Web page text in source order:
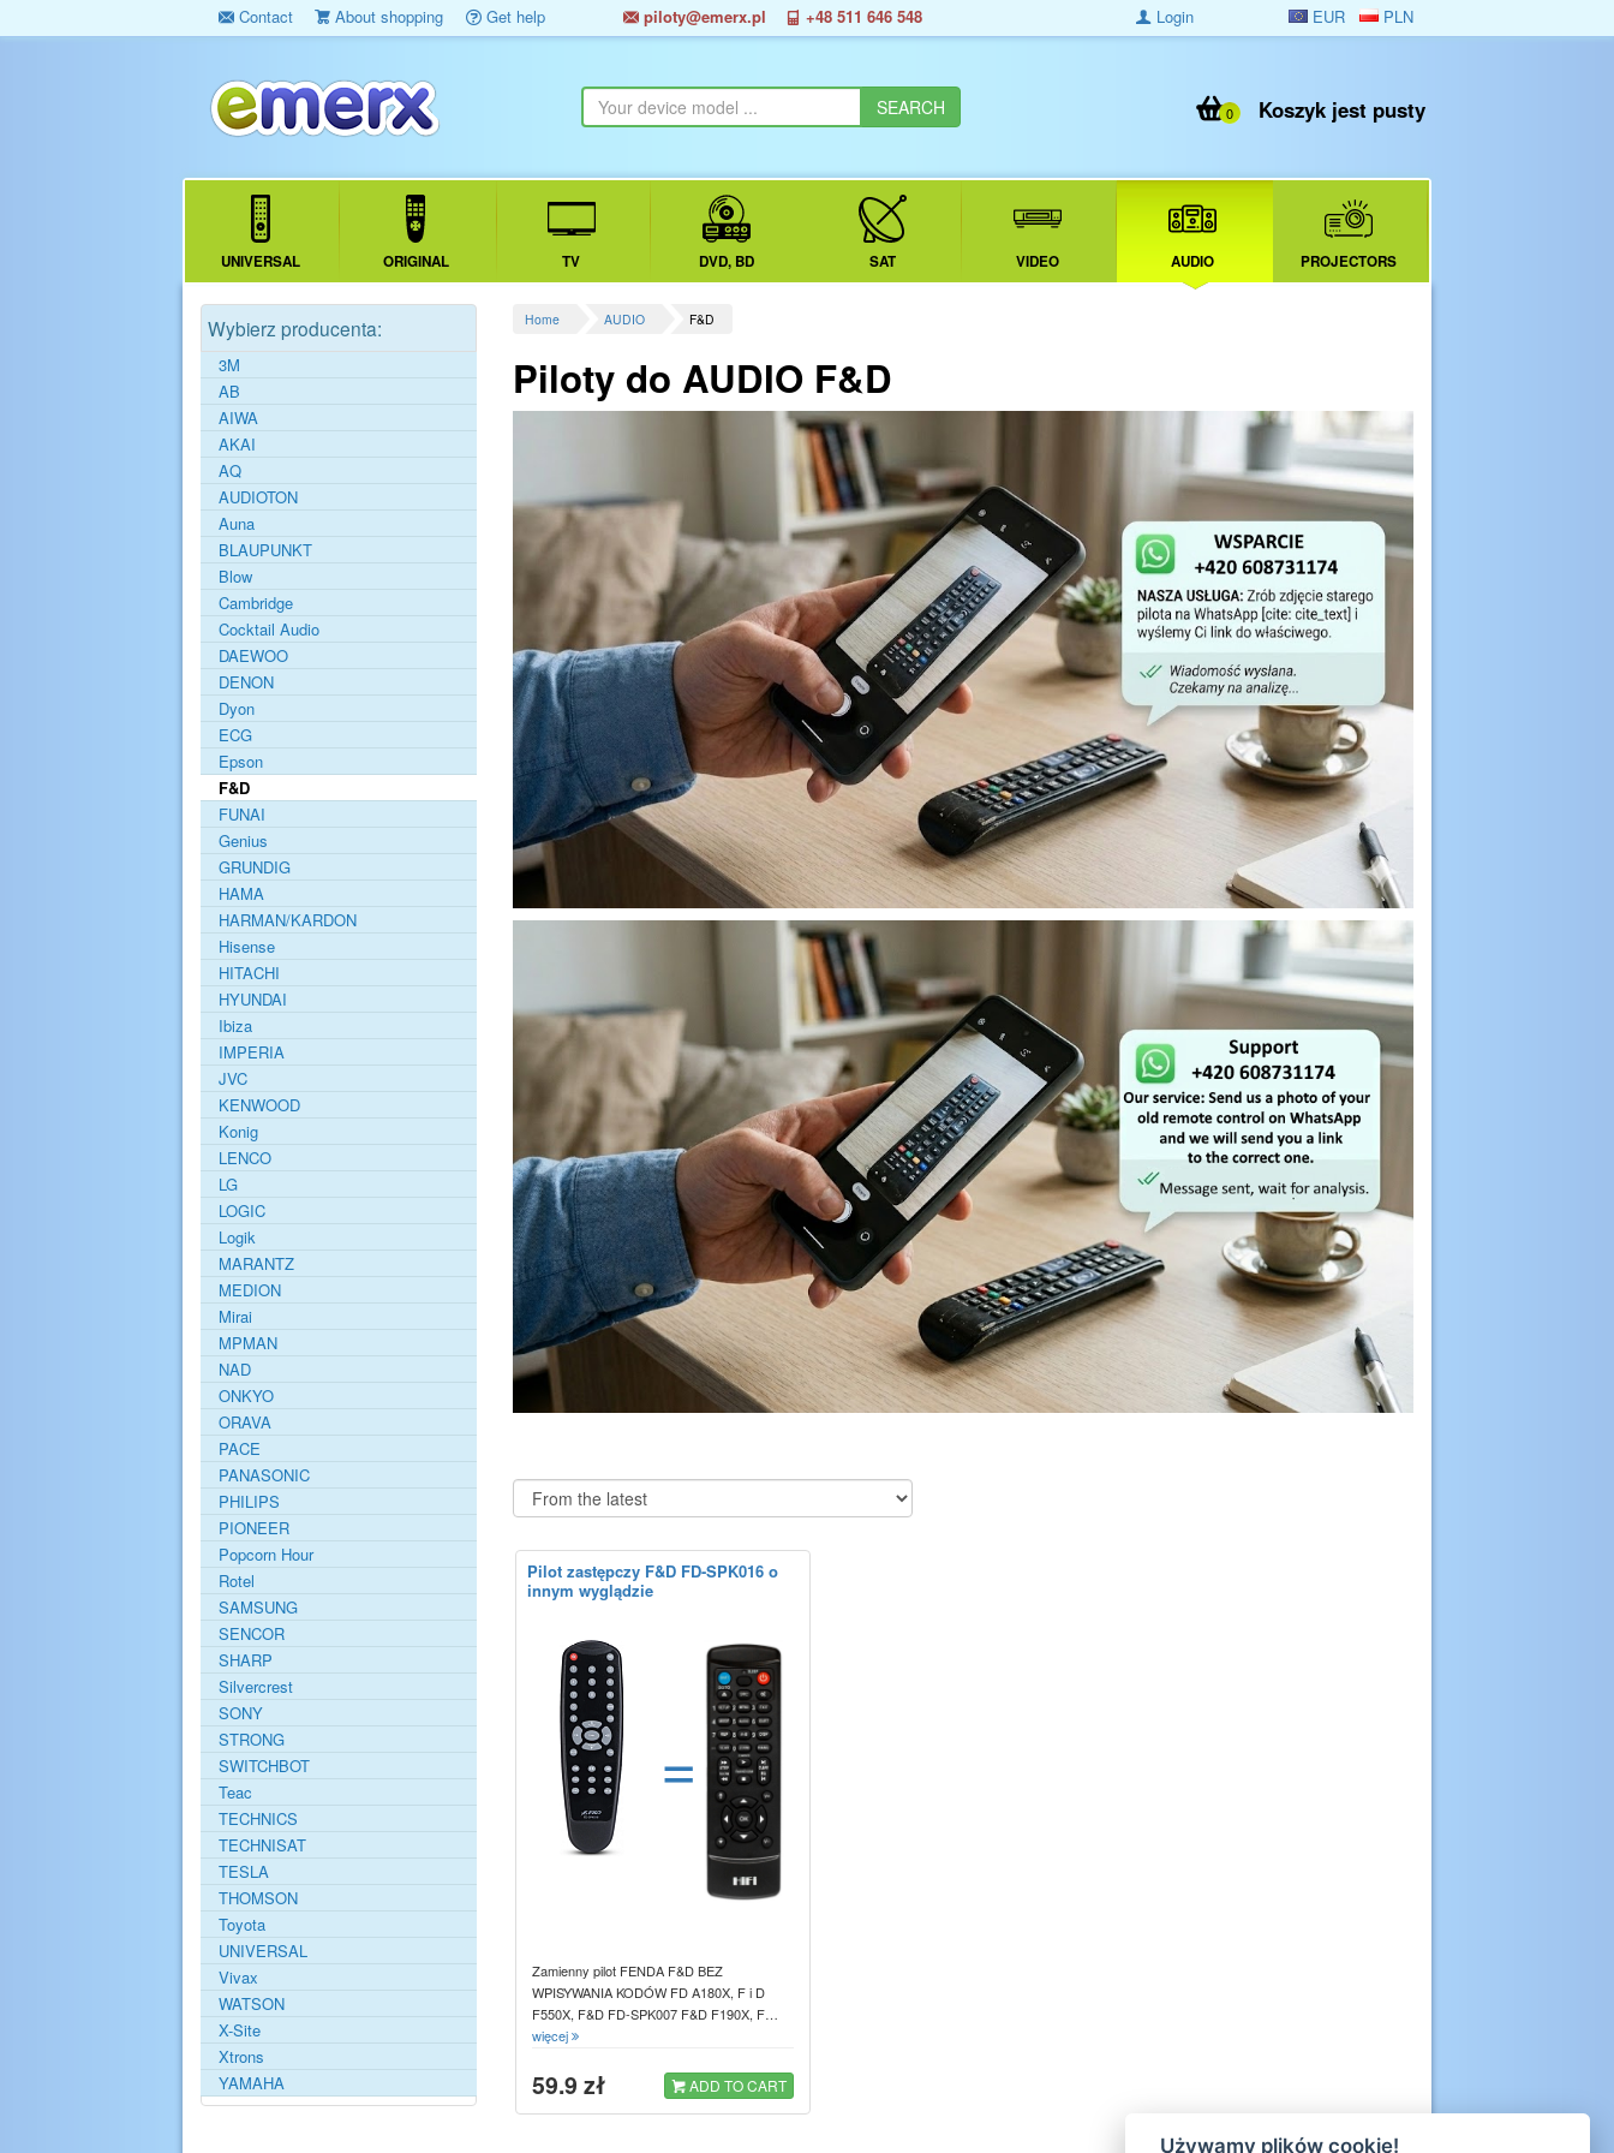
Contact About shopping Get help piloty@emerx.pl +48 511 646 548 EUR PLN
Login
Koszyk jest pusty
0
UNIVERSAL ORIGINAL TV DVD, BD SAT VIDEO AUDIO PROJECTORS
Home AUDIO F&D
Piloty do AUDIO F&D
Pilot zastępczy F&D FD-SPK016 o
innym wyglądzie
=
Zamienny pilot FENDA F&D BEZ
WPISYWANIA KODÓW FD A180X, F i D
F550X, F&D FD-SPK007 F&D F190X, F…
więcej
59.9 zł ADD TO CART
Wybierz producenta:
3M
AB
AIWA
AKAI
AQ
AUDIOTON
Auna
BLAUPUNKT
Blow
Cambridge
Cocktail Audio
DAEWOO
DENON
Dyon
ECG
Epson
F&D
FUNAI
Genius
GRUNDIG
HAMA
HARMAN/KARDON
Hisense
HITACHI
HYUNDAI
Ibiza
IMPERIA
JVC
KENWOOD
Konig
LENCO
LG
LOGIC
Logik
MARANTZ
MEDION
Mirai
MPMAN
NAD
ONKYO
ORAVA
PACE
PANASONIC
PHILIPS
PIONEER
Popcorn Hour
Rotel
SAMSUNG
SENCOR
SHARP
Silvercrest
SONY
STRONG
SWITCHBOT
Teac
TECHNICS
TECHNISAT
TESLA
THOMSON
Toyota
UNIVERSAL
Vivax
WATSON
X-Site
Xtrons
YAMAHA
Używamy plików cookie!